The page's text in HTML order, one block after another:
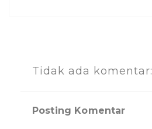
Tidak ada komentar:
Posting Komentar